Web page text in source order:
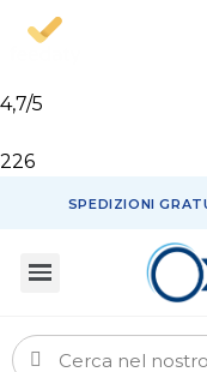
4,7/5
226
SPEDIZIONI